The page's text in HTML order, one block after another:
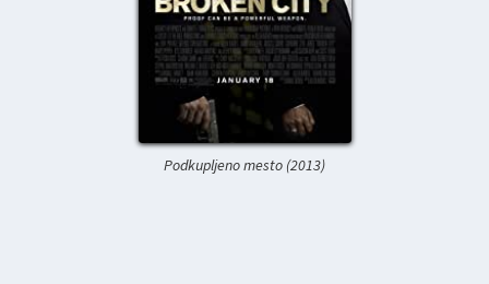
Podkupljeno mesto (2013)